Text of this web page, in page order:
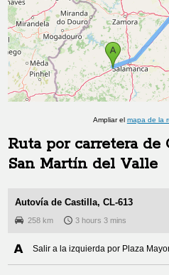
Ampliar el mapa de la
Ruta por carretera de
San Martín del Valle
Autovía de Castilla, CL-613
258 km 3 hours 3 mins
Salir a la izquierda por Plaza